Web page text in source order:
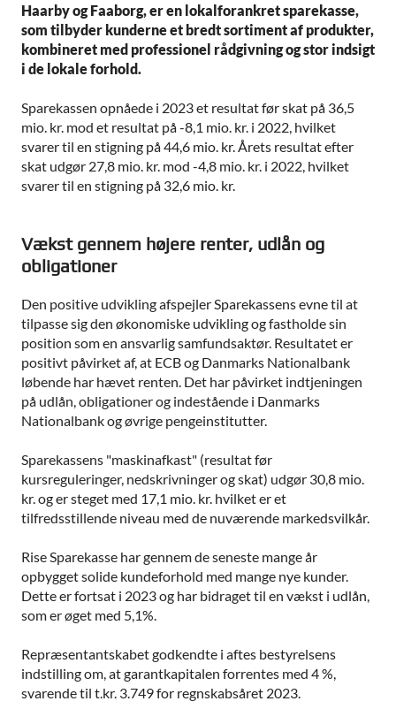
Haarby og Faaborg, er en lokalforankret sparekasse,
som tilbyder kunderne et bredt sortiment af produkter,
kombineret med professionel rådgivning og stor indsigt
i de lokale forhold.
Sparekassen opnåede i 2023 et resultat før skat på 36,5
mio. kr. mod et resultat på -8,1 mio. kr. i 2022, hvilket
svarer til en stigning på 44,6 mio. kr. Årets resultat efter
skat udgør 27,8 mio. kr. mod -4,8 mio. kr. i 2022, hvilket
svarer til en stigning på 32,6 mio. kr.
Vækst gennem højere renter, udlån og
obligationer
Den positive udvikling afspejler Sparekassens evne til at
tilpasse sig den økonomiske udvikling og fastholde sin
position som en ansvarlig samfundsaktør. Resultatet er
positivt påvirket af, at ECB og Danmarks Nationalbank
løbende har hævet renten. Det har påvirket indtjeningen
på udlån, obligationer og indestående i Danmarks
Nationalbank og øvrige pengeinstitutter.
Sparekassens "maskinafkast" (resultat før
kursreguleringer, nedskrivninger og skat) udgør 30,8 mio.
kr. og er steget med 17,1 mio. kr. hvilket er et
tilfredsstillende niveau med de nuværende markedsvilkår.
Rise Sparekasse har gennem de seneste mange år
opbygget solide kundeforhold med mange nye kunder.
Dette er fortsat i 2023 og har bidraget til en vækst i udlån,
som er øget med 5,1%.
Repræsentantskabet godkendte i aftes bestyrelsens
indstilling om, at garantkapitalen forrentes med 4 %,
svarende til t.kr. 3.749 for regnskabsåret 2023.